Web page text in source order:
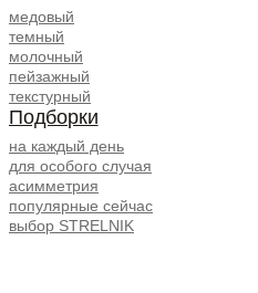
медовый
темный
молочный
пейзажный
текстурный
Подборки
на каждый день
для особого случая
асимметрия
популярные сейчас
выбор STRELNIK